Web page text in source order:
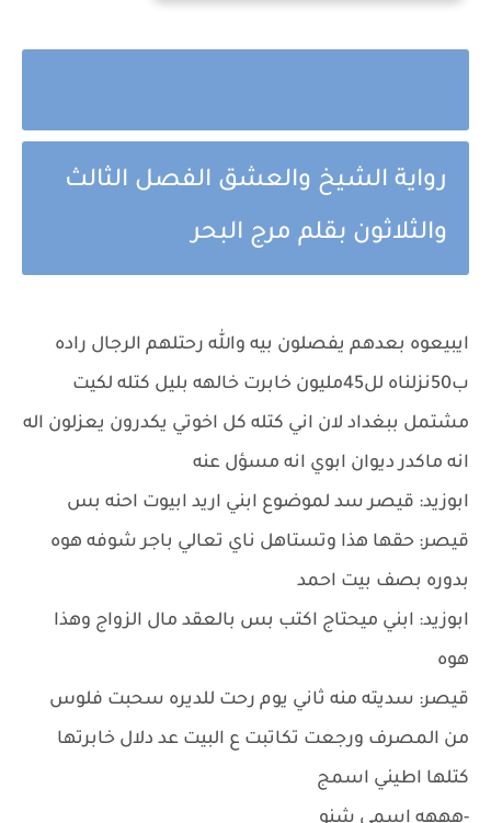
رواية الشيخ والعشق الفصل الثالث
والثلاثون بقلم مرج البحر
ايبيعوه بعدهم يفصلون بيه والله رحتلهم الرجال راده
ب50نزلناه لل45مليون خابرت خالهه بليل كتله لكيت
مشتمل ببغداد لان اني كتله كل اخوتي يكدرون يعزلون اله
انه ماكدر ديوان ابوي انه مسؤل عنه
ابوزيد: قيصر سد لموضوع ابني اريد ابيوت احنه بس
قيصر: حقها هذا وتستاهل ناي تعالي باجر شوفه هوه
بدوره بصف بيت احمد
ابوزيد: ابني ميحتاج اكتب بس بالعقد مال الزواج وهذا
هوه
قيصر: سديته منه ثاني يوم رحت للديره سحبت فلوس
من المصرف ورجعت تكاتبت ع البيت عد دلال خابرتها
كتلها اطيني اسمج
-هههه اسمي شنو